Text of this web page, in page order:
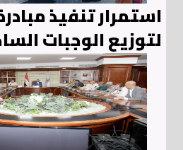
استمرار تنفيذ
لتوزيع الوجبات